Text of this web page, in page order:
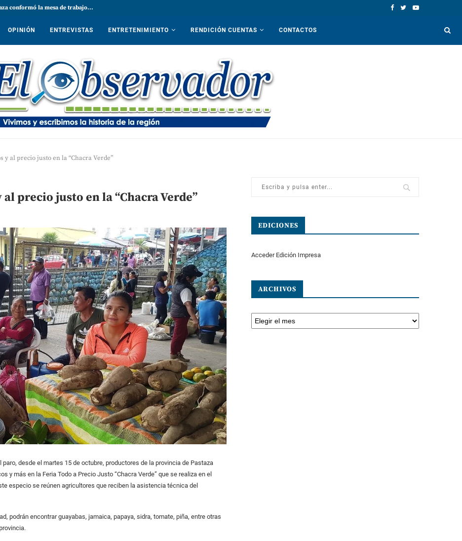
conformó la mesa de trabajo...
OPINIÓN ENTREVISTAS ENTRETENIMIENTO RENDICIÓN CUENTAS CONTACTOS
y al precio justo en la “Chacra Verde”
precio justo en la “Chacra Verde”
desde el martes 15 de octubre, productores de la provincia de Pastaza
y más en la Feria Todo a Precio Justo “Chacra Verde” que se realiza en el
especio se reúnen agricultores que reciben la asistencia técnica del
podrán encontrar guayabas, jamaica, papaya, sidra, tomate, piña, entre otras
EDICIONES
Acceder Edición Impresa
ARCHIVOS